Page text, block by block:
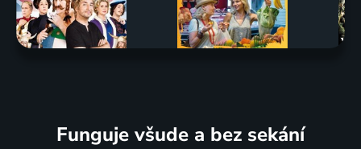
Funguje všude a bez sekání